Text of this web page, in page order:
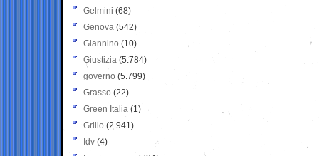
Gelmini (68)
Genova (542)
Giannino (10)
Giustizia (5.784)
governo (5.799)
Grasso (22)
Green Italia (1)
Grillo (2.941)
Idv (4)